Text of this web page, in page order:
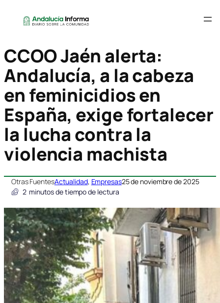
CCOO Jaén alerta:
Andalucía, a la cabeza
en feminicidios en
España, exige fortalecer
la lucha contra la
violencia machista
Otras FuentesActualidad, Empresas25 de noviembre de 2025
2 minutos de tiempo de lectura